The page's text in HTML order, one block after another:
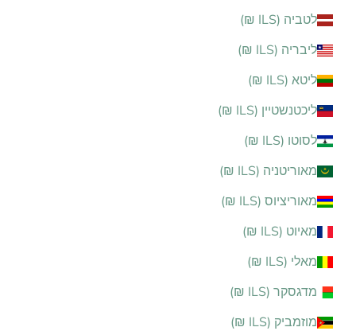
לטביה (ILS ₪)
ליבריה (ILS ₪)
ליטא (ILS ₪)
ליכטנשטיין (ILS ₪)
לסוטו (ILS ₪)
מאוריטניה (ILS ₪)
מאוריציוס (ILS ₪)
מאיוט (ILS ₪)
מאלי (ILS ₪)
מדגסקר (ILS ₪)
מוזמביק (ILS ₪)